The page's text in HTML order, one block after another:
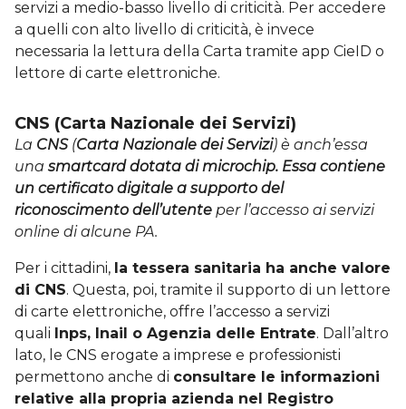
servizi a medio-basso livello di criticità. Per accedere
a quelli con alto livello di criticità, è invece
necessaria la lettura della Carta tramite app CieID o
lettore di carte elettroniche.
CNS (Carta Nazionale dei Servizi)
La CNS(Carta Nazionale dei Servizi) è anch’essa
una smartcard dotata di microchip. Essa contiene
un certificato digitale a supporto del
riconoscimento dell’utente per l’accesso ai servizi
online di alcune PA.
Per i cittadini, la tessera sanitaria ha anche valore
di CNS. Questa, poi, tramite il supporto di un lettore
di carte elettroniche, offre l’accesso a servizi
quali Inps, Inail o Agenzia delle Entrate. Dall’altro
lato, le CNS erogate a imprese e professionisti
permettono anche di consultare le informazioni
relative alla propria azienda nel Registro